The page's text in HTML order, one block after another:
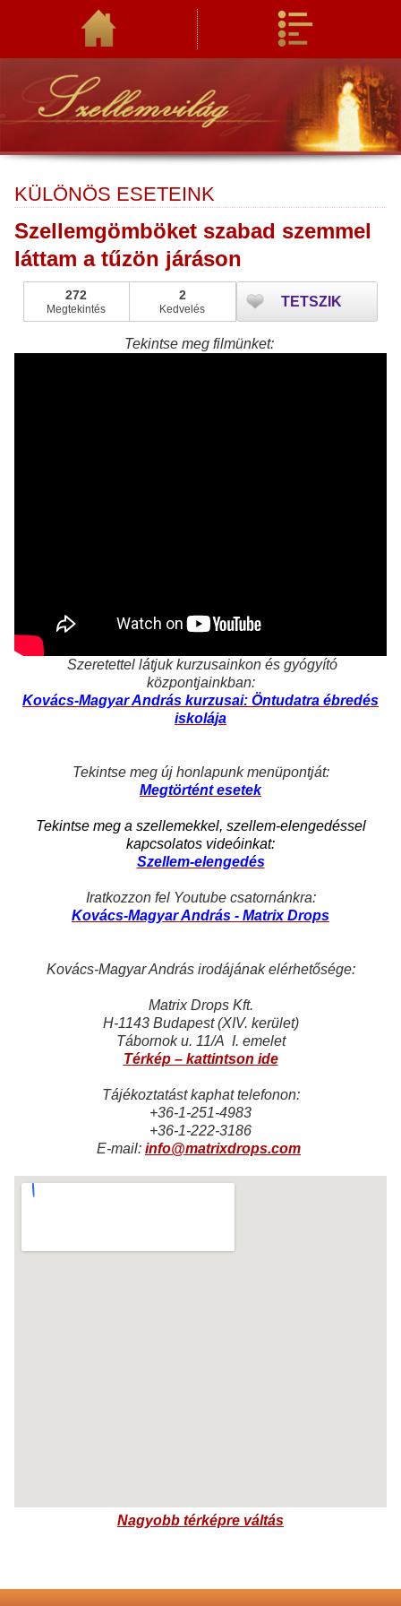
KÜLÖNÖS ESETEINK
Szellemgömböket szabad szemmel
láttam a tűzön járáson
272
Megtekintés
2
Kedvelés TETSZIK
Tekintse meg filmünket:
Szeretettel látjuk kurzusainkon és gyógyító
központjainkban:
Kovács-Magyar András kurzusai: Öntudatra ébredés
iskolája
Tekintse meg új honlapunk menüpontját:
Megtörtént esetek
Tekintse meg a szellemekkel, szellem-elengedéssel
kapcsolatos videóinkat:
Szellem-elengedés
Iratkozzon fel Youtube csatornánkra:
Kovács-Magyar András - Matrix Drops
Kovács-Magyar András irodájának elérhetősége:
Matrix Drops Kft.
H-1143 Budapest (XIV. kerület)
Tábornok u. 11/A I. emelet
Térkép – kattintson ide
Tájékoztatást kaphat telefonon:
+36-1-251-4983
+36-1-222-3186
E-mail: info@matrixdrops.com
Nagyobb térképre váltás